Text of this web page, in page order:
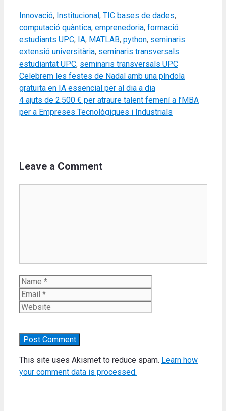
Categories
Innovació, Institucional , TIC Tags
bases de dades,
computació quàntica, emprenedoria, formació
estudiants UPC, IA, MATLAB, python, seminaris
extensió universitària, seminaris transversals
estudiantat UPC, seminaris transversals UPC
Celebrem les festes de Nadal amb una píndola
gratuïta en IA essencial per al dia a dia
4 ajuts de 2.500 € per atraure talent femení a l’MBA
per a Empreses Tecnològiques i Industrials
Leave a Comment
Name
This site uses Akismet to reduce spam. Learn how
your comment data is processed.